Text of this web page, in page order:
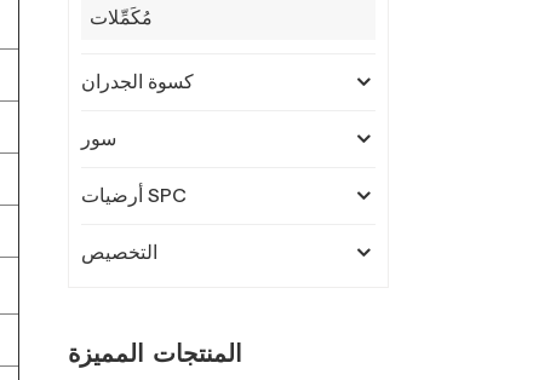
مُكَمِّلات
كسوة الجدران
سور
أرضيات SPC
التخصيص
المنتجات المميزة